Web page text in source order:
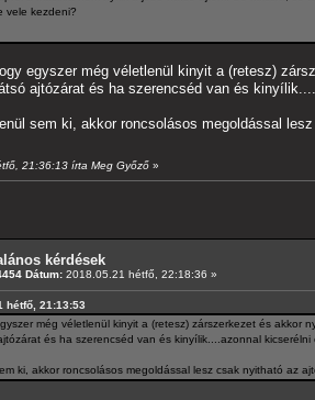
vele kezdeni?
egyszer még véletlenül kinyit a (retesz)
ajtózárat és ha szerencséd van és
sem ki, akkor roncsolásos megoldással
21:36:13 írta Meg Győző »
kérdések
Dátum: 2018.05.21 hétfő, 22:18:36 »
hétfő, 21:13:53
még véletlenül kinyit a (retesz) zárszerkezet és akkor
és ha szerencséd van és kinyílik....azonnal kicserélni
ki, akkor roncsolásos megoldással lesz csak nyitható az